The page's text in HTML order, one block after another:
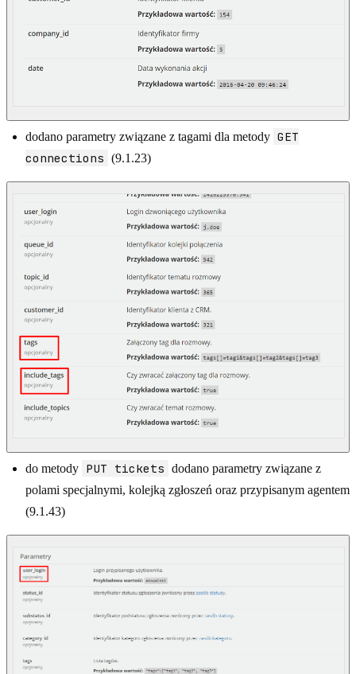
dodano parametry związane z tagami dla metody GET
connections (9.1.23)
do metody PUT tickets dodano parametry związane z
polami specjalnymi, kolejką zgłoszeń oraz przypisanym agentem
(9.1.43)